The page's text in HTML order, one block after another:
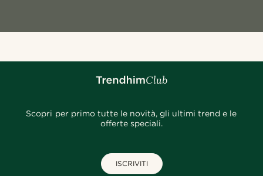
Scopri per primo tutte le novità, gli ultimi trend e le
offerte speciali.
ISCRIVITI